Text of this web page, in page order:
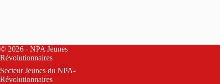
© 2026 - NPA Jeunes
Révolutionnaires
Secteur Jeunes du NPA-
Révolutionnaires